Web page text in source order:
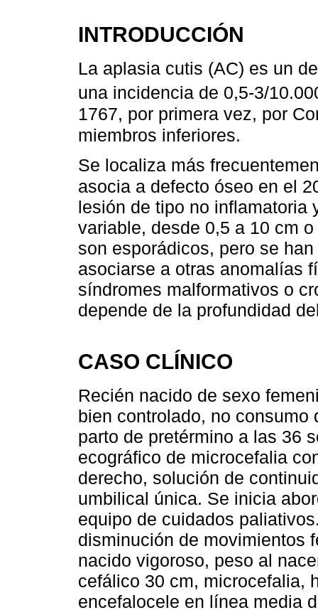
INTRODUCCIÓN
La aplasia cutis (AC) es un
una incidencia de 0,5-3/
1767, por primera vez, por
miembros inferiores.
Se localiza más
asocia a defecto óseo en el
lesión de tipo no inflamatoria
variable, desde 0,5 a 10 cm
son esporádicos, pero se
asociarse a otras anomalías
síndromes malformativos o
depende de la profundidad
CASO CLÍNICO
Recién nacido de sexo
bien controlado, no consumo
parto de pretérmino a las 36
ecográfico de microcefalia
derecho, solución de
umbilical única. Se inicia
equipo de cuidados
disminución de movimientos
nacido vigoroso, peso al
cefálico 30 cm, microcefalia,
encefalocele en línea media